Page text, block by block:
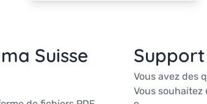
Suisse
Vous avez des
Vous